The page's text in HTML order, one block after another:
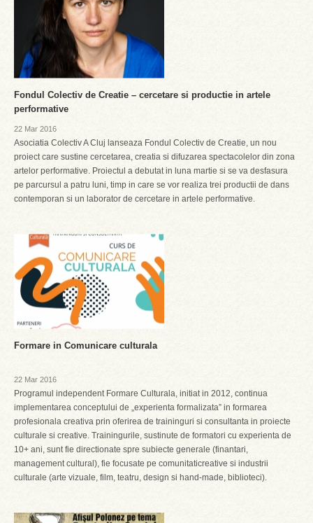
Fondul Colectiv de Creatie – cercetare si productie in artele
performative
22 Mar 2016
Asociatia Colectiv A Cluj lanseaza Fondul Colectiv de Creatie, un nou
proiect care sustine cercetarea, creatia si difuzarea spectacolelor din zona
artelor performative. Proiectul a debutat in luna martie si se va desfasura
pe parcursul a patru luni, timp in care se vor realiza trei productii de dans
contemporan si un laborator de cercetare in artele performative.
Formare in Comunicare culturala
22 Mar 2016
Programul independent Formare Culturala, initiat in 2012, continua
implementarea conceptului de „experienta formalizata” in formarea
profesionala creativa prin oferirea de traininguri si consultanta in proiecte
culturale si creative. Trainingurile, sustinute de formatori cu experienta de
10+ ani, sunt fie directionate spre subiecte generale (finantari,
management cultural), fie focusate pe comunitaticreative si industrii
culturale (arte vizuale, film, teatru, design si hand-made, biblioteci).